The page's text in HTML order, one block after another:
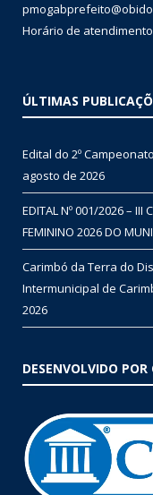
Horário de
ÚLTIMAS
Edital do 2º
agosto de 2026
EDITAL Nº 001/2026 – III
FEMININO 2026 DO
Carimbó da Terra do
Intermunicipal de
2026
DESENVOLVIDO POR